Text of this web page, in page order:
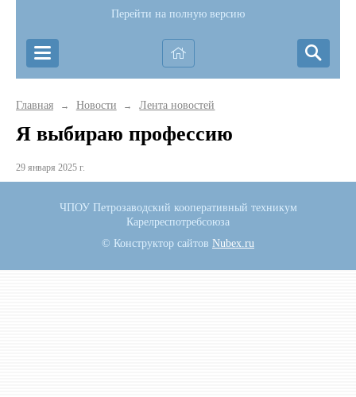
Перейти на полную версию
Главная → Новости → Лента новостей
Я выбираю профессию
29 января 2025 г.
ЧПОУ Петрозаводский кооперативный техникум
Карелреспотребсоюза
© Конструктор сайтов Nubex.ru